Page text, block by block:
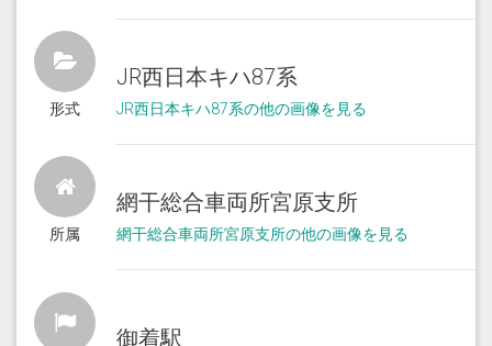
形式
JR西日本キハ87系
JR西日本キハ87系の他の画像を見る
所属
網干総合車両所宮原支所
網干総合車両所宮原支所の他の画像を見る
御着駅